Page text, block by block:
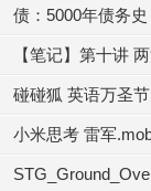
债：5000年债务
【笔记】第十讲
碰碰狐 英语万圣
小米思考 雷军